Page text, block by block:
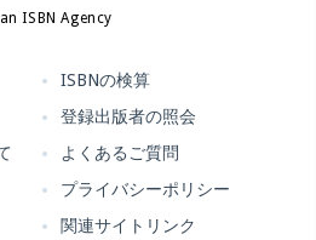
ISBN Agency
ISBNの検算
登録出版者の照会
よくあるご質問
プライバシーポリシー
関連サイトリンク